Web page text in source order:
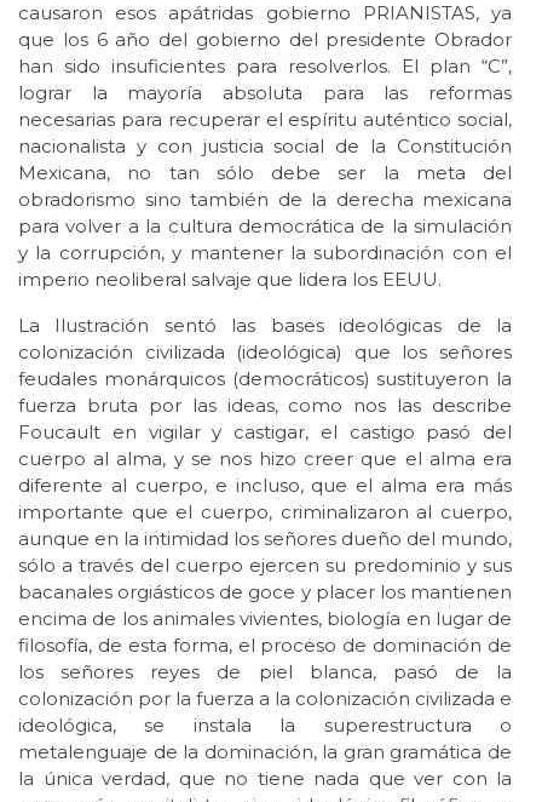
causaron esos apátridas gobierno PRIANISTAS, ya
que los 6 año del gobierno del presidente Obrador
han sido insuficientes para resolverlos. El plan “C”,
lograr la mayoría absoluta para las reformas
necesarias para recuperar el espíritu auténtico social,
nacionalista y con justicia social de la Constitución
Mexicana, no tan sólo debe ser la meta del
obradorismo sino también de la derecha mexicana
para volver a la cultura democrática de la simulación
y la corrupción, y mantener la subordinación con el
imperio neoliberal salvaje que lidera los EEUU.
La Ilustración sentó las bases ideológicas de la
colonización civilizada (ideológica) que los señores
feudales monárquicos (democráticos) sustituyeron la
fuerza bruta por las ideas, como nos las describe
Foucault en vigilar y castigar, el castigo pasó del
cuerpo al alma, y se nos hizo creer que el alma era
diferente al cuerpo, e incluso, que el alma era más
importante que el cuerpo, criminalizaron al cuerpo,
aunque en la intimidad los señores dueño del mundo,
sólo a través del cuerpo ejercen su predominio y sus
bacanales orgiásticos de goce y placer los mantienen
encima de los animales vivientes, biología en lugar de
filosofía, de esta forma, el proceso de dominación de
los señores reyes de piel blanca, pasó de la
colonización por la fuerza a la colonización civilizada e
ideológica, se instala la superestructura o
metalenguaje de la dominación, la gran gramática de
la única verdad, que no tiene nada que ver con la